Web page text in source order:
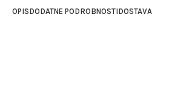
OPISDODATNE PODROBNOSTIDOSTAVA